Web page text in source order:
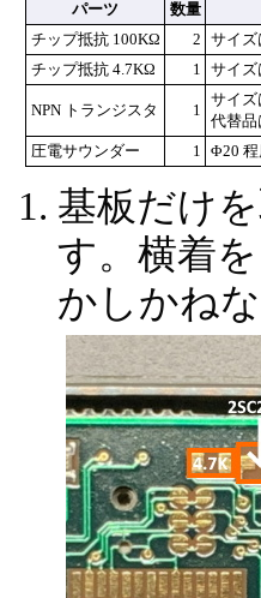
パーツ 数量
チップ抵抗 100KΩ
2 サイズ
チップ抵抗 4.7KΩ
1 サイズ
NPN トランジスタ 1
サイズ
代替品
圧電サウンダー
1 Φ20 程
基板だけ
す。横着
かしかね